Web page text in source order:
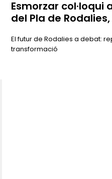
Esmorzar
del Pla de
El futur de Rodalies a debat:
transformació